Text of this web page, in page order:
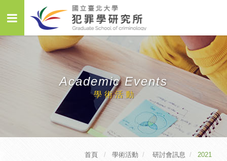
Academic Events
學術活動
首頁 學術活動 研討會訊息 2021